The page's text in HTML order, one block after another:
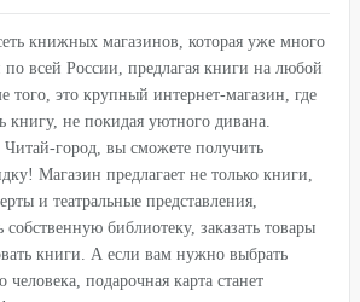
книжных магазинов, которая уже много
по всей России, предлагая книги на любой
того, это крупный интернет-магазин, где
книгу, не покидая уютного дивана.
город, вы сможете получить
Магазин предлагает не только книги,
и театральные представления,
собственную библиотеку, заказать товары
книги. А если вам нужно выбрать
человека, подарочная карта станет